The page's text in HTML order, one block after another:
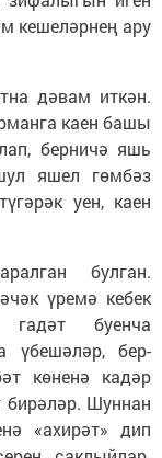
кешеләрнең ару
дәвам иткән.
каен башы
берничә яшь
яшел гөмбәз
уен, каен
булган.
үремә кебек
буенча
үбешәләр, бер-
көненә кадәр
бирәләр. Шуннан
«ахирәт» дип